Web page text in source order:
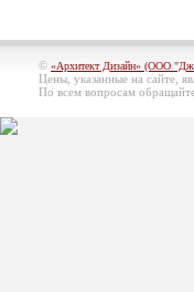
© «Архитект Дизайн» (ООО
Цены, указанные на сайте,
По всем вопросам